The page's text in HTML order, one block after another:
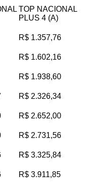
TOP NACIONAL
PLUS 4 (A)
R$ 1.357,76
R$ 1.602,16
R$ 1.938,60
R$ 2.326,34
R$ 2.652,00
R$ 2.731,56
R$ 3.325,84
R$ 3.911,85